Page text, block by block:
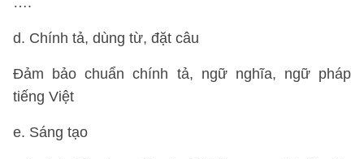
d. Chính tả, dùng từ, đặt câu
Đảm bảo chuẩn chính tả, ngữ nghĩa, ngữ pháp
tiếng Việt
e. Sáng tạo